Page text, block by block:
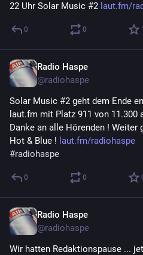
22 Uhr Solar Music #2 laut.fm/
0 0 1
Radio Haspe
@radiohaspe
Solar Music #2 geht dem Ende
laut.fm mit Platz 911 von 11.300
Danke an alle Hörenden ! Weiter
Hot & Blue ! laut.fm/radiohaspe
#radiohaspe
0 0
Radio Haspe
@radiohaspe
Wir hatten Redaktionspause ...